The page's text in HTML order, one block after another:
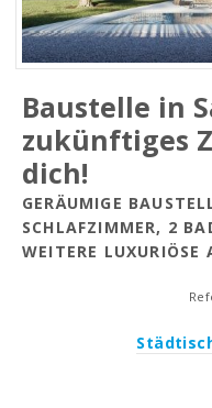
Baustelle in
zukünftiges
dich!
GERÄUMIGE
SCHLAFZIMMER, 2
WEITERE LUXURIÖSE